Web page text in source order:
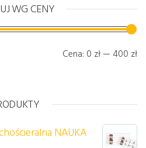
WG CENY
Cena: 0 zł — 400 zł
NAUKA